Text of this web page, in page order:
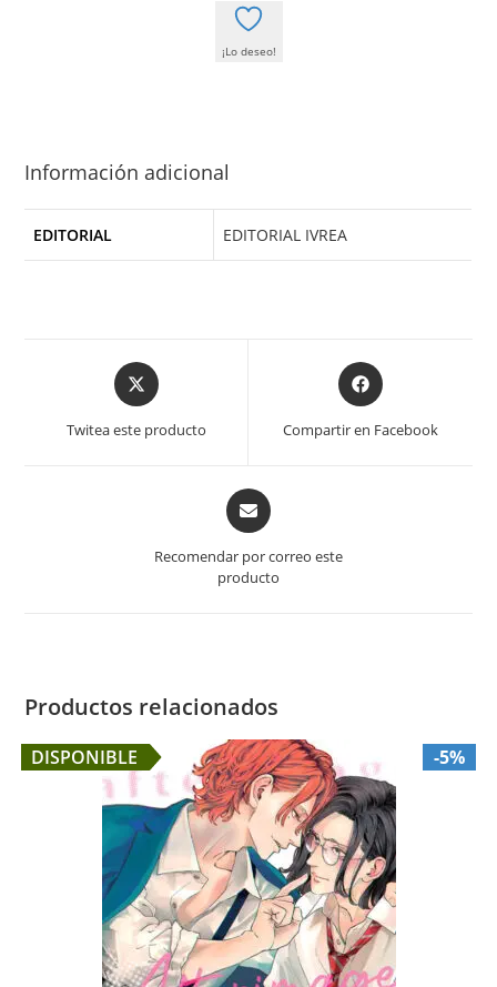
¡Lo deseo!
Información adicional
EDITORIAL EDITORIAL IVREA
Opens
in
new
Twitea este producto
Opens
in
a
new
Compartir en Facebook
Opens
in
new
Recomendar por correo este
producto
Productos relacionados
DISPONIBLE -5%